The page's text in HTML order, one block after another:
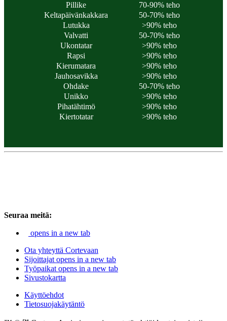
Pillike
70-90% teho
Keltapäivänkakkara
50-70% teho
Lutukka
>90% teho
Valvatti
50-70% teho
Ukontatar
>90% teho
Rapsi
>90% teho
Kierumatara
>90% teho
Jauhosavikka
>90% teho
Ohdake
50-70% teho
Unikko
>90% teho
Pihatähtimö
>90% teho
Kiertotatar
>90% teho
Seuraa meitä:
opens in a new tab
Ota yhteyttä Cortevaan
Sijoittajat opens in a new tab
Työpaikat opens in a new tab
Sivustokartta
Käyttöehdot
Tietosuojakäytäntö